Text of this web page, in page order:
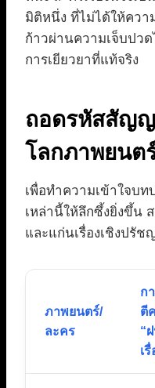
มิติหนึ่ง ที่ไม่ได้ให้คว
ก้าวผ่านความเจ็บปว
การเยียวยาที่แท้จริง
ถอดรหัสสัญ
โลกภาพยนต
เพื่อทำความเข้าใจบ
เหล่านี้ให้ลึกซึ้งยิ่งขึ้น
และแก่นเรื่องเชิงปรั
ภาพยนตร์/
ละคร
ก
ตี
“
เ